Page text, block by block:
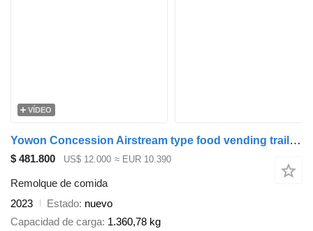
VÍDEO
Yowon Concession Airstream type food vending trailer with stainless st
$ 481.800 US$ 12.000 ≈ EUR 10.390
Remolque de comida
2023
Estado nuevo
Capacidad de carga 1.360,78 kg